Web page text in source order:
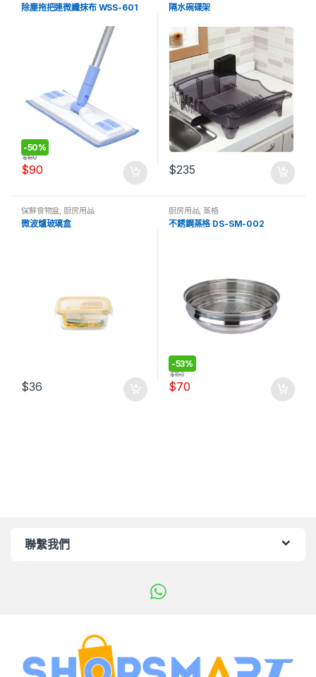
除塵拖把連微纖抹布 WSS-601
-50%
$90
$180
隔水碗碟架
$235
保鮮食物盒,廚房用品
微波爐玻璃盒
$36
廚房用品,蒸格
不銹鋼蒸格 DS-SM-002
-53%
$70
$150
聯繫我們